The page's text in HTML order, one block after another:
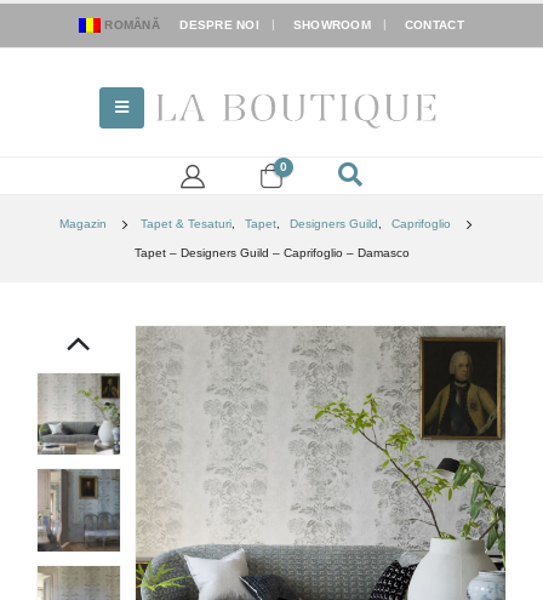
ROMÂNĂ DESPRE NOI SHOWROOM CONTACT
0
Magazin Tapet & Tesaturi, Tapet, Designers Guild Caprifoglio
Tapet – Designers Guild – Caprifoglio – Damasco